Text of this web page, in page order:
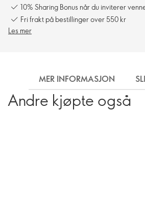
10% Sharing Bonus når du inviterer
Fri frakt på bestillinger over 550 kr
Les mer
MER INFORMASJON
Andre kjøpte også